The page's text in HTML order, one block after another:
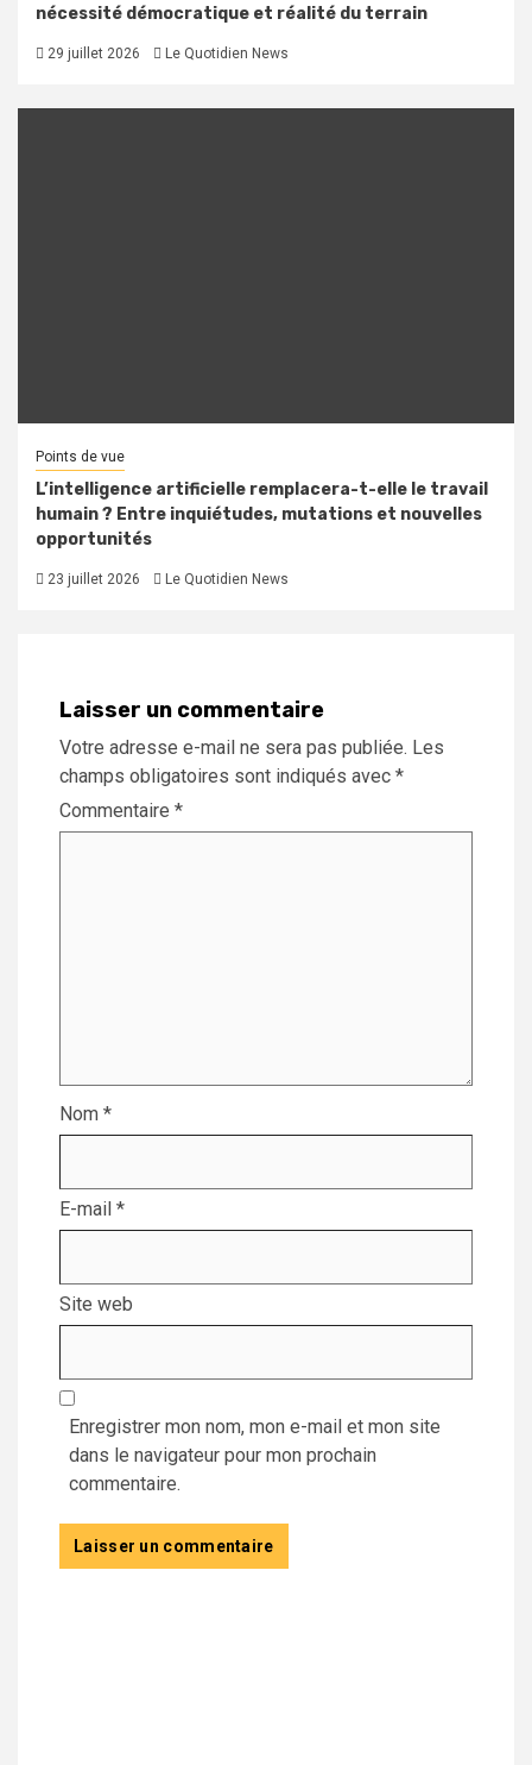
nécessité démocratique et réalité du terrain
29 juillet 2026 Le Quotidien News
Points de vue
L’intelligence artificielle remplacera-t-elle le travail
humain ? Entre inquiétudes, mutations et nouvelles
opportunités
23 juillet 2026 Le Quotidien News
Laisser un commentaire
Votre adresse e-mail ne sera pas publiée. Les
champs obligatoires sont indiqués avec *
Commentaire *
Nom *
E-mail *
Site web
Enregistrer mon nom, mon e-mail et mon site
dans le navigateur pour mon prochain
commentaire.